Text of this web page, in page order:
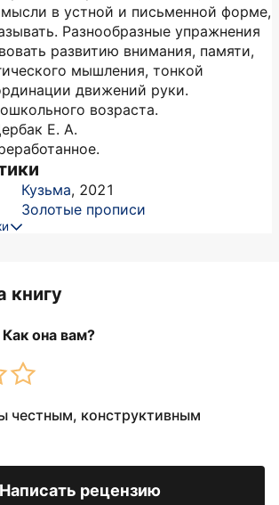
в устной и письменной форме,
Разнообразные упражнения
развитию внимания, памяти,
мышления, тонкой
движений руки.
возраста.
Е. А.
Кузьма, 2021
Золотые прописи
книгу
она вам?
честным, конструктивным
Написать рецензию